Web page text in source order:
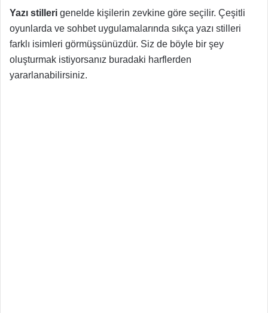
Yazı stilleri genelde kişilerin zevkine göre seçilir. Çeşitli
oyunlarda ve sohbet uygulamalarında sıkça yazı stilleri
farklı isimleri görmüşsünüzdür. Siz de böyle bir şey
oluşturmak istiyorsanız buradaki harflerden
yararlanabilirsiniz.